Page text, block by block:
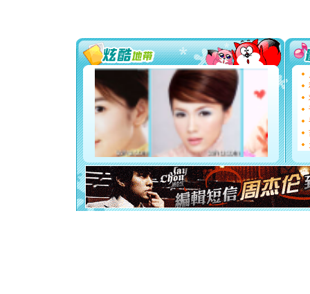
[圣诞节]
能正大光
天都要快
[圣诞节]
如意,快
[元旦]
看
断电。
你是我
[元旦]
如
起；二
离。水
[元旦]当
泣，这痛
卖了。水
[春节]风
颜！冬去